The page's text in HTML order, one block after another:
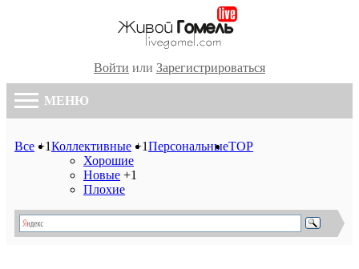
Войти или Зарегистрироваться
МЕНЮ
Все +1Коллективные +1
Хорошие
Новые +1
Плохие
ПерсональныеTOP